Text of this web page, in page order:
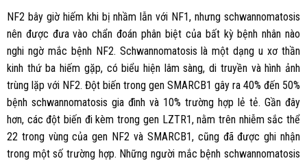
NF2 bây giờ hiếm khi bị nhầm lẫn với NF1, nhưng schwannomatosis
nên được đưa vào chẩn đoán phân biệt của bất kỳ bệnh nhân nào
nghi ngờ mắc bệnh NF2. Schwannomatosis là một dạng u xơ thần
kinh thứ ba hiếm gặp, có biểu hiện lâm sàng, di truyền và hình ảnh
trùng lặp với NF2. Đột biến trong gen SMARCB1 gây ra 40% đến 50%
bệnh schwannomatosis gia đình và 10% trường hợp lẻ tẻ. Gần đây
hơn, các đột biến đi kèm trong gen LZTR1, nằm trên nhiễm sắc thể
22 trong vùng của gen NF2 và SMARCB1, cũng đã được ghi nhận
trong một số trường hợp. Những người mắc bệnh schwannomatosis